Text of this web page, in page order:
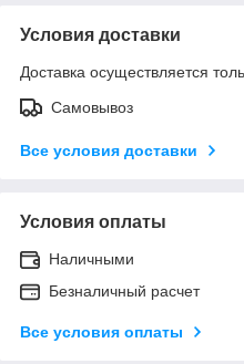
Условия доставки
Доставка осуществляется
Самовывоз
Все условия доставки
Условия оплаты
Наличными
Безналичный расчет
Все условия оплаты